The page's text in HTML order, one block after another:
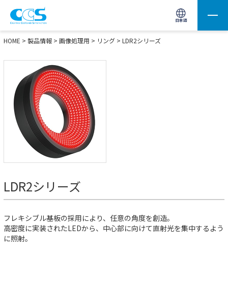
日本語
画像処理用の製品検索 サイト内検索(Enterで実行)
HOME > 製品情報 > 画像処理用 > リング > LDR2シリーズ
LDR2シリーズ
フレキシブル基板の採用により、任意の角度を創造。
高密度に実装されたLEDから、中心部に向けて直射光を集中するよう
に照射。